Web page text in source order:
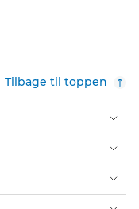
Tilbage til toppen